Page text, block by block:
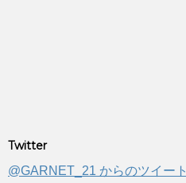
Twitter
@GARNET_21 からのツイート